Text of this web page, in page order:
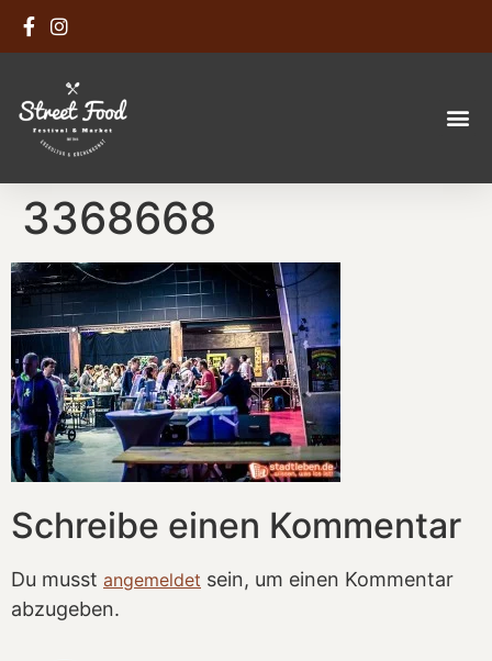
3368668
Schreibe einen Kommentar
Du musst angemeldet sein, um einen Kommentar
abzugeben.